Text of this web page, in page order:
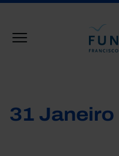
31 Janeiro